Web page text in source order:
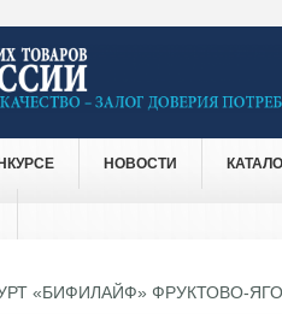
НОВОСТИ
«БИФИЛАЙФ» ФРУКТОВО-